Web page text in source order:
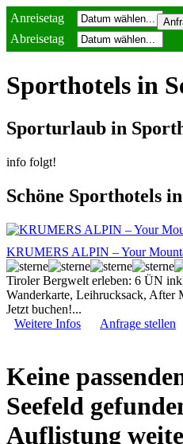
Anreisetag
Abreisetag
Sporthotels in
Sporturlaub in
info folgt!
Schöne Sporthotels
KRUMERS ALPIN – Your
Tiroler Bergwelt erleben: 6 ÜN
Wanderkarte, Leihrucksack, After
Jetzt buchen!...
Weitere Infos
Anfrage stellen
Keine
Seefeld
Auflistung